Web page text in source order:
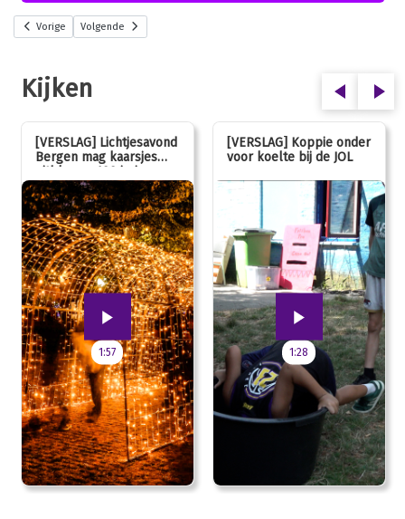
Vorige Volgende
Kijken
[VERSLAG] Lichtjesavond
Bergen mag kaarsjes
uitblazen: 100 jarig
jubileum!
1:57
[VERSLAG] Koppie onder
voor koelte bij de JOL
1:28